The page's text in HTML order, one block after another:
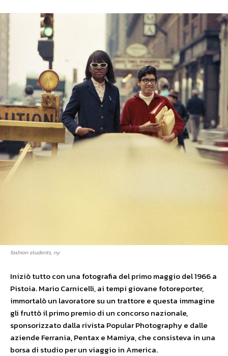
fashion students, ny
Iniziò tutto con una fotografia del primo maggio del 1966 a
Pistoia. Mario Carnicelli, ai tempi giovane fotoreporter,
immortalò un lavoratore su un trattore e questa immagine
gli fruttò il primo premio di un concorso nazionale,
sponsorizzato dalla rivista Popular Photography e dalle
aziende Ferrania, Pentax e Mamiya, che consisteva in una
borsa di studio per un viaggio in America.